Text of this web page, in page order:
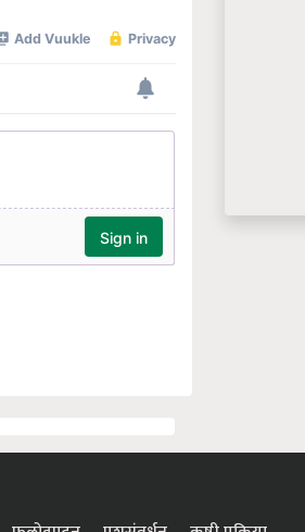
फलोत्पादन पशुसंवर्धन कृषी प्रक्रिया